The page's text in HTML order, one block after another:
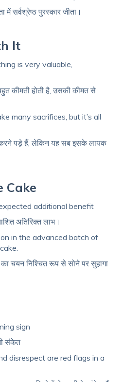
पुरस्कार जीता।
It
is very valuable,
कीमती होती है, उसकी कीमत से
many sacrifices, but it’s all
हैं, लेकिन यह सब इसके लायक
Cake
additional benefit
अतिरिक्त लाभ।
in the advanced batch of
निश्चित रूप से सोने पर सुहागा
sign
संकेत
disrespect are red flags in a